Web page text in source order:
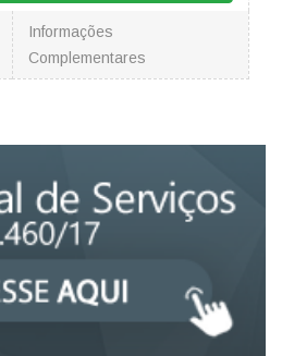
Informações
Complementares